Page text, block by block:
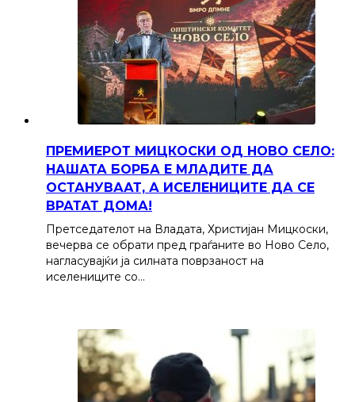
ПРЕМИЕРОТ МИЦКОСКИ ОД НОВО СЕЛО:
НАШАТА БОРБА Е МЛАДИТЕ ДА
ОСТАНУВААТ, А ИСЕЛЕНИЦИТЕ ДА СЕ
ВРАТАТ ДОМА!
Претседателот на Владата, Христијан Мицкоски,
вечерва се обрати пред граѓаните во Ново Село,
нагласувајќи ја силната поврзаност на
иселениците со…